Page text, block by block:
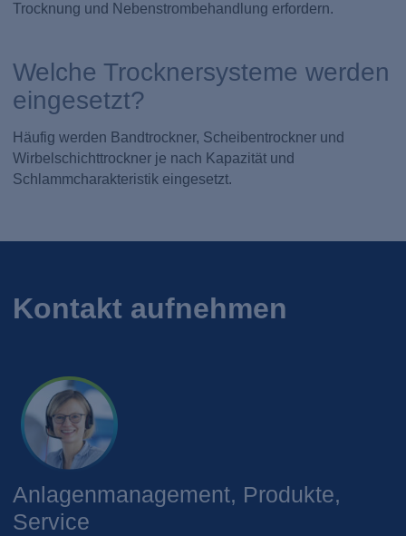
Trocknung und Nebenstrombehandlung erfordern.
Welche Trocknersysteme werden
eingesetzt?
Häufig werden Bandtrockner, Scheibentrockner und
Wirbelschichttrockner je nach Kapazität und
Schlammcharakteristik eingesetzt.
Kontakt aufnehmen
Anlagenmanagement, Produkte,
Service